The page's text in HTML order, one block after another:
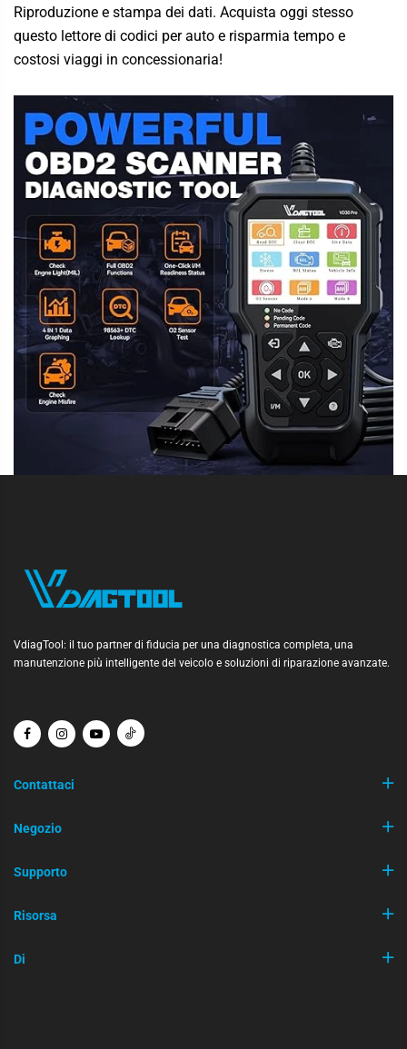
Riproduzione e stampa dei dati. Acquista oggi stesso
questo lettore di codici per auto e risparmia tempo e
costosi viaggi in concessionaria!
VdiagTool: il tuo partner di fiducia per una diagnostica completa, una
manutenzione più intelligente del veicolo e soluzioni di riparazione avanzate.
Contattaci
Negozio
Supporto
Risorsa
Di